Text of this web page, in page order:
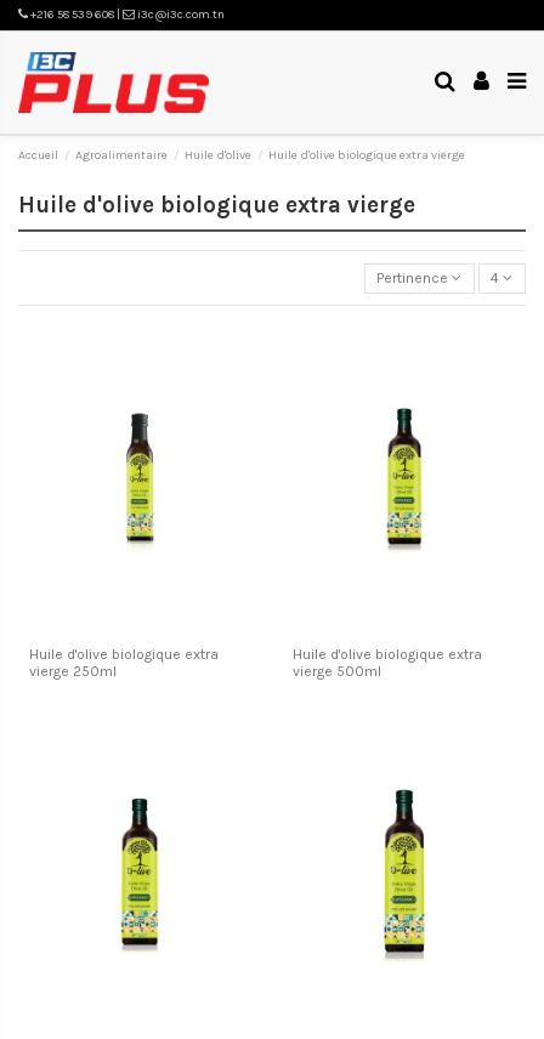
+216 58 539 608 | i3c@i3c.com.tn
Accueil Agroalimentaire Huile d'olive Huile d'olive biologique extra vierge
Huile d'olive biologique extra vierge
Pertinence 4
Huile d'olive biologique extra
vierge 250ml
Huile d'olive biologique extra
vierge 500ml